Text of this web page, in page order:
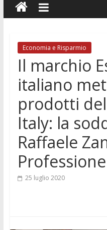
annuale
Economia e Risparmio
Il marchio
italiano
prodotti
Italy: la
Raffaele
25 luglio 2020